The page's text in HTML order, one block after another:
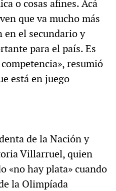
o cosas afines. Acá
que va mucho más
en el secundario y
para el país. Es
resumió
está en juego
de la Nación y
Villarruel, quien
«no hay plata» cuando
la Olimpíada